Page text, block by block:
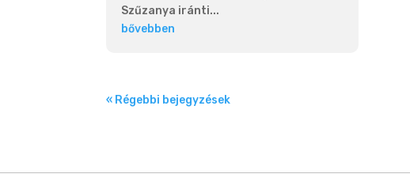
Szűzanya iránti...
bővebben
« Régebbi bejegyzések